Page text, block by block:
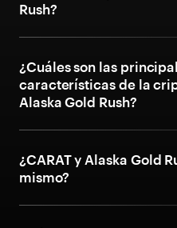
Rush?
¿Cuáles son las
características de la
Alaska Gold Rush?
¿CARAT y Alaska Gold
mismo?